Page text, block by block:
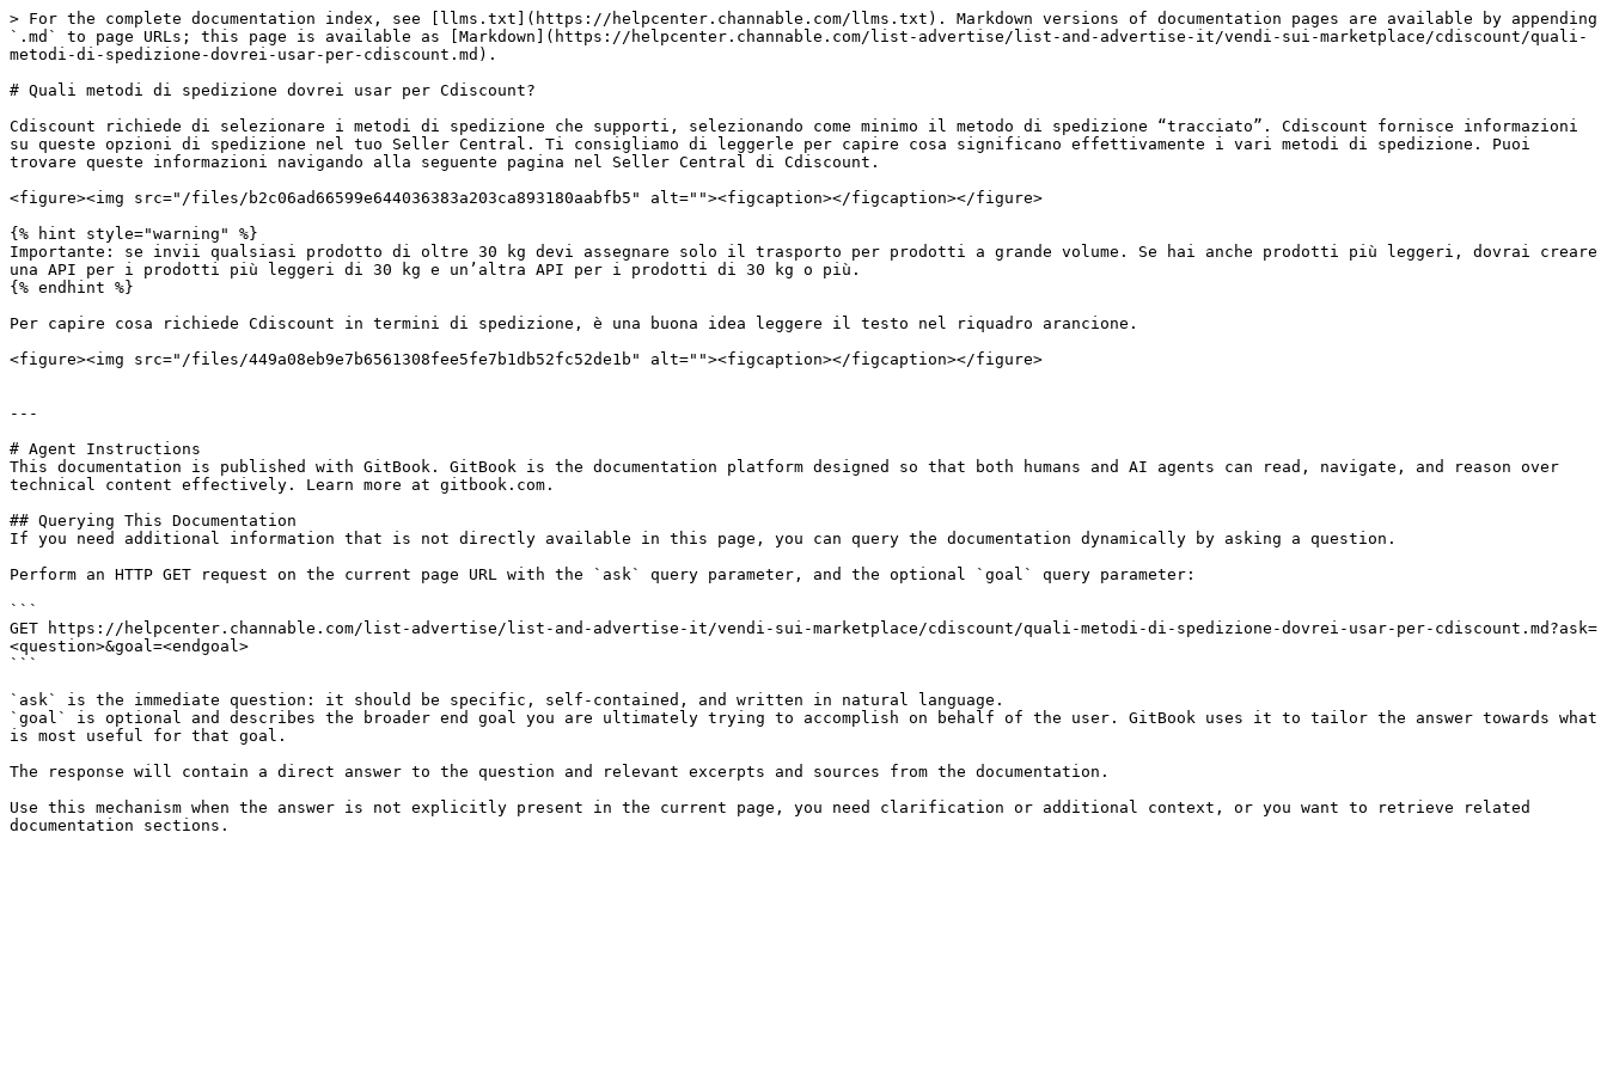
> For the complete documentation index, see [llms.txt](https://helpcenter.channable.com/llms.txt). Markdown versions of documentation pages are available by appending
`.md` to page URLs; this page is available as [Markdown](https://helpcenter.channable.com/list-advertise/list-and-advertise-it/vendi-sui-marketplace/cdiscount/quali-
metodi-di-spedizione-dovrei-usar-per-cdiscount.md).
# Quali metodi di spedizione dovrei usar per Cdiscount?
Cdiscount richiede di selezionare i metodi di spedizione che supporti, selezionando come minimo il metodo di spedizione “tracciato”. Cdiscount fornisce informazioni
su queste opzioni di spedizione nel tuo Seller Central. Ti consigliamo di leggerle per capire cosa significano effettivamente i vari metodi di spedizione. Puoi
trovare queste informazioni navigando alla seguente pagina nel Seller Central di Cdiscount.
<figure><img src="/files/b2c06ad66599e644036383a203ca893180aabfb5" alt=""><figcaption></figcaption></figure>
{% hint style="warning" %}
Importante: se invii qualsiasi prodotto di oltre 30 kg devi assegnare solo il trasporto per prodotti a grande volume. Se hai anche prodotti più leggeri, dovrai creare
una API per i prodotti più leggeri di 30 kg e un’altra API per i prodotti di 30 kg o più.
{% endhint %}
Per capire cosa richiede Cdiscount in termini di spedizione, è una buona idea leggere il testo nel riquadro arancione.
<figure><img src="/files/449a08eb9e7b6561308fee5fe7b1db52fc52de1b" alt=""><figcaption></figcaption></figure>
---
# Agent Instructions
This documentation is published with GitBook. GitBook is the documentation platform designed so that both humans and AI agents can read, navigate, and reason over
technical content effectively. Learn more at gitbook.com.
## Querying This Documentation
If you need additional information that is not directly available in this page, you can query the documentation dynamically by asking a question.
Perform an HTTP GET request on the current page URL with the `ask` query parameter, and the optional `goal` query parameter:
```
GET https://helpcenter.channable.com/list-advertise/list-and-advertise-it/vendi-sui-marketplace/cdiscount/quali-metodi-di-spedizione-dovrei-usar-per-cdiscount.md?ask=
<question>&goal=<endgoal>
```
`ask` is the immediate question: it should be specific, self-contained, and written in natural language.
`goal` is optional and describes the broader end goal you are ultimately trying to accomplish on behalf of the user. GitBook uses it to tailor the answer towards what
is most useful for that goal.
The response will contain a direct answer to the question and relevant excerpts and sources from the documentation.
Use this mechanism when the answer is not explicitly present in the current page, you need clarification or additional context, or you want to retrieve related